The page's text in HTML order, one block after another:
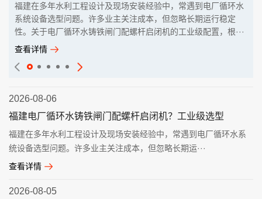
福建在多年水利工程设计及现场安装经验中，常遇到电厂循环水
系统设备选型问题。许多业主关注成本，但忽略长期运行稳定
性。关于电厂循环水铸铁闸门配螺杆启闭机的工业级配置，根···
查看详情
2026-08-06
福建电厂循环水铸铁闸门配螺杆启闭机？工业级选型
福建在多年水利工程设计及现场安装经验中，常遇到电厂循环水系
统设备选型问题。许多业主关注成本，但忽略长期运···
查看详情
2026-08-05